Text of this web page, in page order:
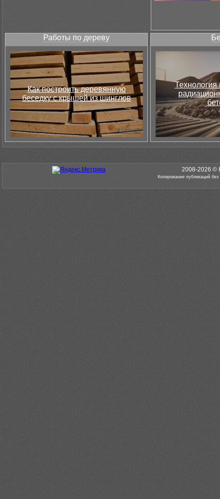
Работы по дереву
Как построить деревянную
беседку с крышей из шинглов
Технология
2008-2026 ©
Копирование публикаций